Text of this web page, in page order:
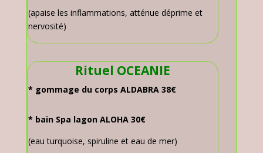
(apaise les inflammations, atténue déprime et
nervosité)
Rituel OCEANIE
* gommage du corps ALDABRA 38€
* bain Spa lagon ALOHA 30€
(eau turquoise, spiruline et eau de mer)